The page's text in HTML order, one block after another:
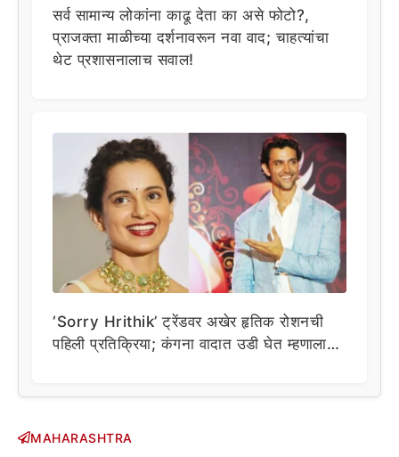
सर्व सामान्य लोकांना काढू देता का असे फोटो?,
प्राजक्ता माळीच्या दर्शनावरून नवा वाद; चाहत्यांचा
थेट प्रशासनालाच सवाल!
‘Sorry Hrithik’ ट्रेंडवर अखेर हृतिक रोशनची
पहिली प्रतिक्रिया; कंगना वादात उडी घेत म्हणाला…
MAHARASHTRA